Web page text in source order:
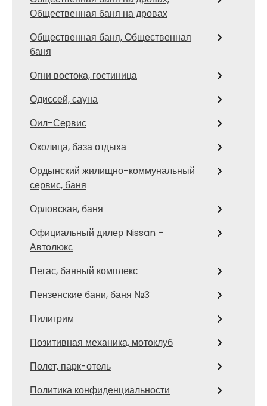
Общественная баня на дровах
Общественная баня, Общественная
баня
Огни востока, гостиница
Одиссей, сауна
Оил-Сервис
Околица, база отдыха
Ордынский жилищно-коммунальный
сервис, баня
Орловская, баня
Официальный дилер Nissan –
Автолюкс
Пегас, банный комплекс
Пензенские бани, баня №3
Пилигрим
Позитивная механика, мотоклуб
Полет, парк-отель
Политика конфиденциальности